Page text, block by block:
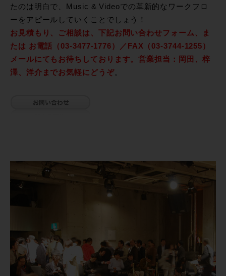
たのは明白で、Music & Videoでの革新的なワークフロ
ーをアピールしていくことでしょう！
お見積もり、ご相談は、下記お問い合わせフォーム、ま
たは お電話（03-3477-1776）／FAX（03-3744-1255）
メールにてもお待ちしております。営業担当：岡田、梓
澤、洋介までお気軽にどうぞ。